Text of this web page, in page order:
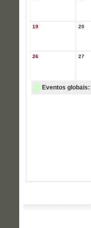
19 20
26 27
Eventos globais: